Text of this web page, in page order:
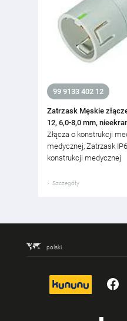
99 9133 402 12
Zatrzask Męskie
12, 6,0-8,0 mm,
Złącza o konstrukcji
medycznej, Zatrzask
konstrukcji medycznej
Szczegóły
polski
kununu